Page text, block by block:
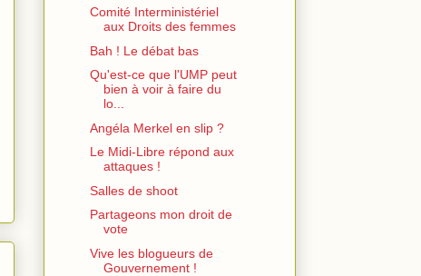
Comité Interministériel
aux Droits des femmes
Bah ! Le débat bas
Qu'est-ce que l'UMP peut
bien à voir à faire du
lo...
Angéla Merkel en slip ?
Le Midi-Libre répond aux
attaques !
Salles de shoot
Partageons mon droit de
vote
Vive les blogueurs de
Gouvernement !